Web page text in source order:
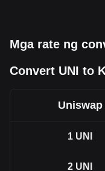
Mga rate ng
Convert UNI to
Uniswap
1 UNI
2 UNI